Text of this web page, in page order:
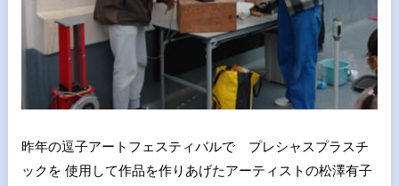
昨年の逗子アートフェスティバルで プレシャスプラスチ
ックを 使用して作品を作りあげたアーティストの松澤有子